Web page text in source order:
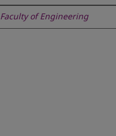
Faculty of Engineering